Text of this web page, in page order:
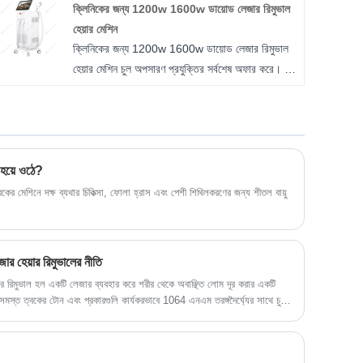
ক্লিনিকের জন্য 1200w 1600w ডায়োড লেজার রিমুভাল
হেয়ার মেশিন
ক্লিনিকের জন্য 1200w 1600w ডায়োড লেজার রিমুভাল
হেয়ার মেশিন চুল অপসারণ প্রযুক্তির সর্বশেষ অফার করে। এর
ওঠে?
মেশিনে দক্ষ ব্যথার চিকিত্সা, ফোলা হ্রাস এবং পেশী শিথিলকরণের জন্য শীতল বায়ু
রিমুভালের নীতি
হল একটি লেজার ব্যবহার করে শরীর থেকে অবাঞ্ছিত লোম দূর করার একটি
সমস্ত ত্বকের টোন এবং প্রকারগুলি কার্যকরভাবে 1064 এনএম তরঙ্গদৈর্ঘ্যের সাথে চুল-
নতুন চুল গজানো বন্ধ করে দীর্ঘস্থায়ী চুল কমাতে উৎসাহিত করে।